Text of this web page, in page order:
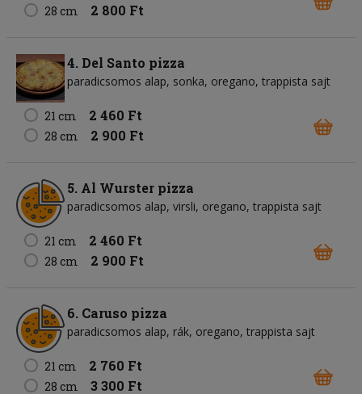
28 cm 2 800 Ft
4. Del Santo pizza
paradicsomos alap sonka oregano trappista sajt
21 cm 2 460 Ft
28 cm 2 900 Ft
5. Al Wurster pizza
paradicsomos alap virsli oregano trappista sajt
21 cm 2 460 Ft
28 cm 2 900 Ft
6. Caruso pizza
paradicsomos alap rák oregano trappista sajt
21 cm 2 760 Ft
28 cm 3 300 Ft